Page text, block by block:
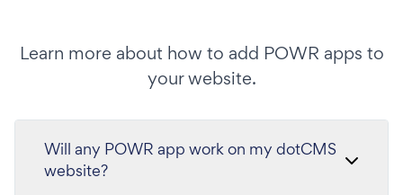
Learn more about how to add POWR apps to
your website.
Will any POWR app work on my dotCMS
website?